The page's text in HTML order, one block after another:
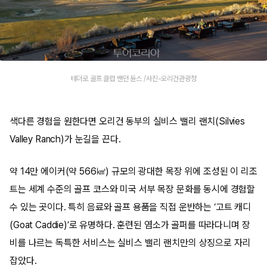
테더로 골프 클럽 밴던 듄스 /사진-오리건관광청
색다른 경험을 원한다면 오리건 동부의 실비스 밸리 랜치(Silvies
Valley Ranch)가 눈길을 끈다.
약 14만 에이커(약 566㎢) 규모의 광대한 목장 위에 조성된 이 리조
트는 세계 수준의 골프 코스와 미국 서부 목장 문화를 동시에 경험할
수 있는 곳이다. 특히 음료와 골프 용품을 직접 운반하는 ‘고트 캐디
(Goat Caddie)’로 유명하다. 훈련된 염소가 골퍼를 따라다니며 장
비를 나르는 독특한 서비스는 실비스 밸리 랜치만의 상징으로 자리
잡았다.